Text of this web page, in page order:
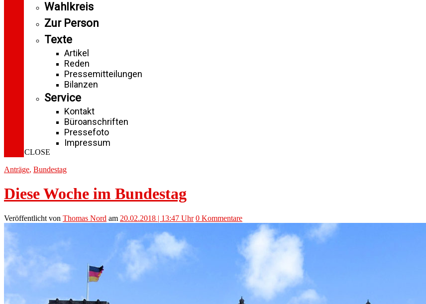
Wahlkreis
Zur Person
Texte
Artikel
Reden
Pressemitteilungen
Bilanzen
Service
Kontakt
Büroanschriften
Pressefoto
Impressum
CLOSE
Anträge, Bundestag
Diese Woche im Bundestag
Veröffentlicht von Thomas Nord am 20.02.2018 | 13:47 Uhr 0 Kommentare